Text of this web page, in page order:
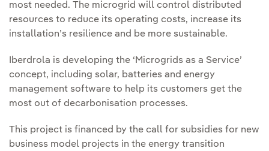
most needed. The microgrid will control distributed
resources to reduce its operating costs, increase its
installation’s resilience and be more sustainable.
Iberdrola is developing the ‘Microgrids as a Service’
concept, including solar, batteries and energy
management software to help its customers get the
most out of decarbonisation processes.
This project is financed by the call for subsidies for new
business model projects in the energy transition